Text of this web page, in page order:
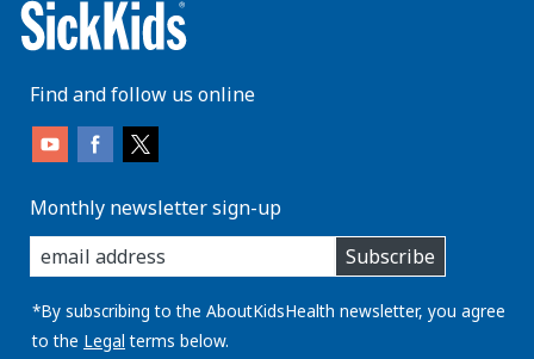
Find and follow us online
Monthly newsletter sign-up
enter
you
email
address:
Subscribe
*By subscribing to the AboutKidsHealth newsletter, you agree
to the Legal terms below.